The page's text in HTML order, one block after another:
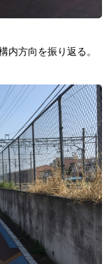
内方向を振り返る。